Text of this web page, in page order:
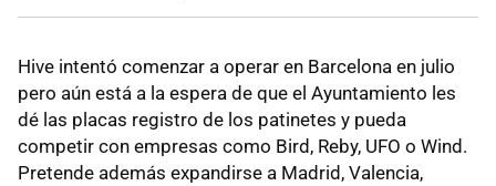
Hive intentó comenzar a operar en Barcelona en julio
pero aún está a la espera de que el Ayuntamiento les
dé las placas registro de los patinetes y pueda
competir con empresas como Bird, Reby, UFO o Wind.
Pretende además expandirse a Madrid, Valencia,